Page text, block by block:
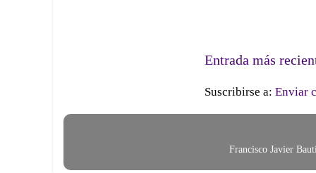
Entrada más
Suscribirse a: Enviar
Francisco Javier